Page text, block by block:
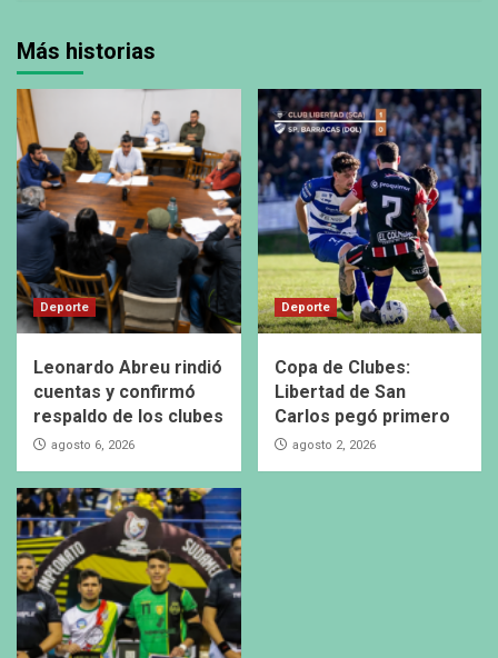
Más historias
Deporte
Leonardo Abreu rindió
cuentas y confirmó
respaldo de los clubes
agosto 6, 2026
Deporte
Copa de Clubes:
Libertad de San
Carlos pegó primero
agosto 2, 2026